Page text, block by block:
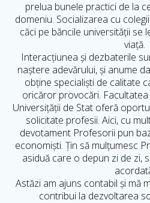
prelua bunele practici de la
domeniu. Socializarea cu
căci pe băncile universității se
viață.
Interacțiunea și dezbaterile
naștere adevărului, și anume
obține specialiști de calitate
oricăror provocări.
Universițății de Stat oferă
solicitate profesii. Aici, cu
devotament Profesorii pun
economiști. Țin să mulțumesc
asiduă care o depun zi de zi,
Astăzi am ajuns contabil și mă
contribui la dezvoltarea